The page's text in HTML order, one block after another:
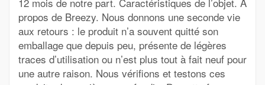
propos de Breezy. Nous donnons une seconde vie
aux retours : le produit n’a souvent quitté son
emballage que depuis peu, présente de légères
traces d’utilisation ou n’est plus tout à fait neuf pour
une autre raison. Nous vérifions et testons ces